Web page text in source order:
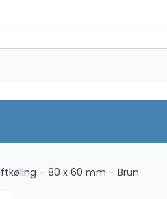
– 80 x 60 mm – Brun